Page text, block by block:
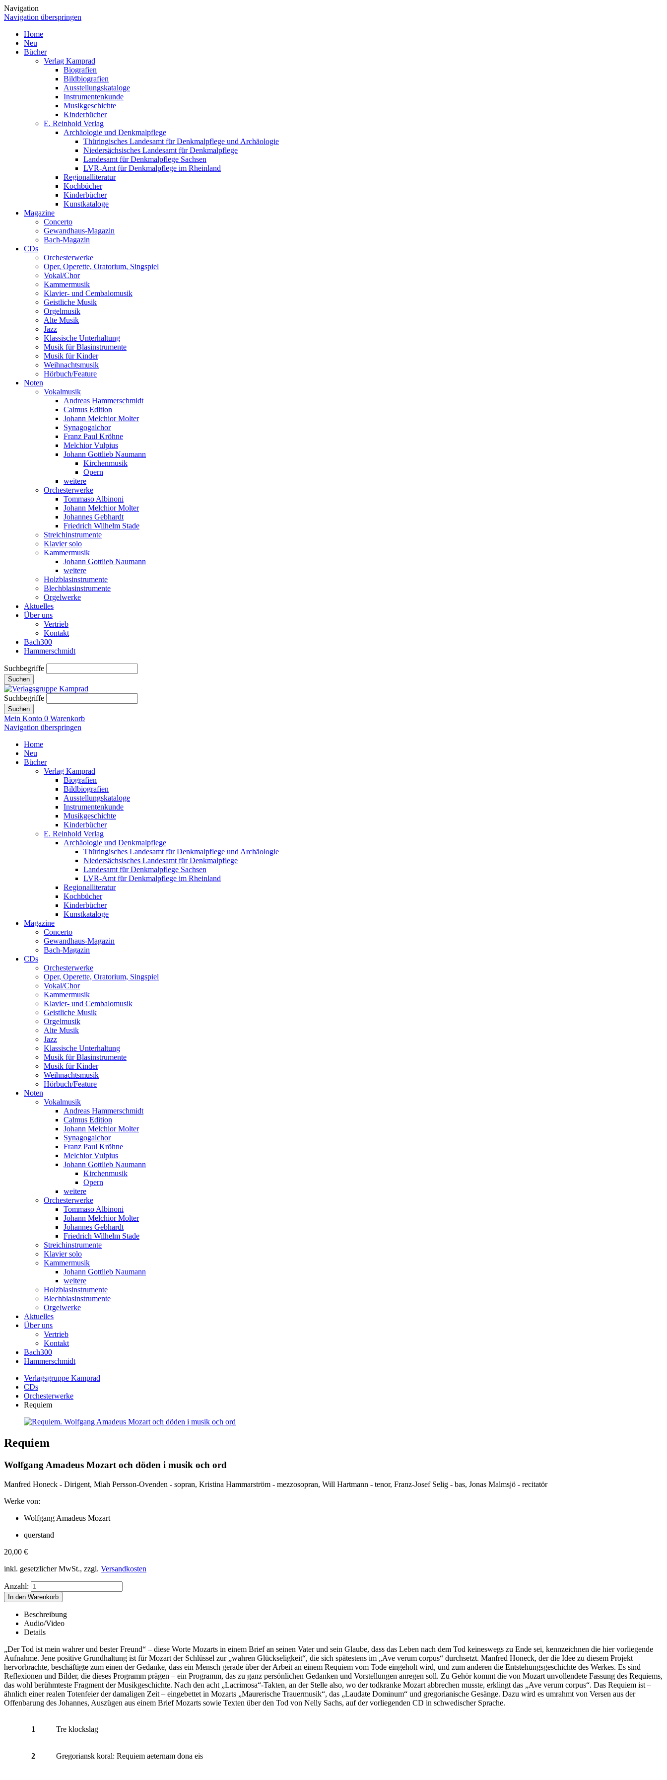
Navigation
Navigation überspringen
Home
Neu
Bücher
Verlag Kamprad
Biografien
Bildbiografien
Ausstellungskataloge
Instrumentenkunde
Musikgeschichte
Kinderbücher
E. Reinhold Verlag
Archäologie und Denkmalpflege
Thüringisches Landesamt für Denkmalpflege und Archäologie
Niedersächsisches Landesamt für Denkmalpflege
Landesamt für Denkmalpflege Sachsen
LVR-Amt für Denkmalpflege im Rheinland
Regionalliteratur
Kochbücher
Kinderbücher
Kunstkataloge
Magazine
Concerto
Gewandhaus-Magazin
Bach-Magazin
CDs
Orchesterwerke
Oper, Operette, Oratorium, Singspiel
Vokal/Chor
Kammermusik
Klavier- und Cembalomusik
Geistliche Musik
Orgelmusik
Alte Musik
Jazz
Klassische Unterhaltung
Musik für Blasinstrumente
Musik für Kinder
Weihnachtsmusik
Hörbuch/Feature
Noten
Vokalmusik
Andreas Hammerschmidt
Calmus Edition
Johann Melchior Molter
Synagogalchor
Franz Paul Kröhne
Melchior Vulpius
Johann Gottlieb Naumann
Kirchenmusik
Opern
weitere
Orchesterwerke
Tommaso Albinoni
Johann Melchior Molter
Johannes Gebhardt
Friedrich Wilhelm Stade
Streichinstrumente
Klavier solo
Kammermusik
Johann Gottlieb Naumann
weitere
Holzblasinstrumente
Blechblasinstrumente
Orgelwerke
Aktuelles
Über uns
Vertrieb
Kontakt
Bach300
Hammerschmidt
Suchbegriffe
Suchen
Suchbegriffe
Suchen
Mein Konto 0 Warenkorb
Navigation überspringen
Home
Neu
Bücher
Verlag Kamprad
Biografien
Bildbiografien
Ausstellungskataloge
Instrumentenkunde
Musikgeschichte
Kinderbücher
E. Reinhold Verlag
Archäologie und Denkmalpflege
Thüringisches Landesamt für Denkmalpflege und Archäologie
Niedersächsisches Landesamt für Denkmalpflege
Landesamt für Denkmalpflege Sachsen
LVR-Amt für Denkmalpflege im Rheinland
Regionalliteratur
Kochbücher
Kinderbücher
Kunstkataloge
Magazine
Concerto
Gewandhaus-Magazin
Bach-Magazin
CDs
Orchesterwerke
Oper, Operette, Oratorium, Singspiel
Vokal/Chor
Kammermusik
Klavier- und Cembalomusik
Geistliche Musik
Orgelmusik
Alte Musik
Jazz
Klassische Unterhaltung
Musik für Blasinstrumente
Musik für Kinder
Weihnachtsmusik
Hörbuch/Feature
Noten
Vokalmusik
Andreas Hammerschmidt
Calmus Edition
Johann Melchior Molter
Synagogalchor
Franz Paul Kröhne
Melchior Vulpius
Johann Gottlieb Naumann
Kirchenmusik
Opern
weitere
Orchesterwerke
Tommaso Albinoni
Johann Melchior Molter
Johannes Gebhardt
Friedrich Wilhelm Stade
Streichinstrumente
Klavier solo
Kammermusik
Johann Gottlieb Naumann
weitere
Holzblasinstrumente
Blechblasinstrumente
Orgelwerke
Aktuelles
Über uns
Vertrieb
Kontakt
Bach300
Hammerschmidt
Verlagsgruppe Kamprad
CDs
Orchesterwerke
Requiem
Requiem
Wolfgang Amadeus Mozart och döden i musik och ord
Manfred Honeck - Dirigent, Miah Persson-Ovenden - sopran, Kristina Hammarström - mezzosopran, Will Hartmann - tenor, Franz-Josef Selig - bas, Jonas Malmsjö - recitatör
Werke von:
Wolfgang Amadeus Mozart
querstand
20,00 €
inkl. gesetzlicher MwSt., zzgl. Versandkosten
Anzahl:
Beschreibung
Audio/Video
Details
„Der Tod ist mein wahrer und bester Freund“ – diese Worte Mozarts in einem Brief an seinen Vater und sein Glaube, dass das Leben nach dem Tod keineswegs zu Ende sei, kennzeichnen die hier vorliegende
Aufnahme. Jene positive Grundhaltung ist für Mozart der Schlüssel zur „wahren Glückseligkeit“, die sich spätestens im „Ave verum corpus“ durchsetzt. Manfred Honeck, der die Idee zu diesem Projekt
hervorbrachte, beschäftigte zum einen der Gedanke, dass ein Mensch gerade über der Arbeit an einem Requiem vom Tode eingeholt wird, und zum anderen die Entstehungsgeschichte des Werkes. Es sind
Reflexionen und Bilder, die dieses Programm prägen – ein Programm, das zu ganz persönlichen Gedanken und Vorstellungen anregen soll. Zu Gehör kommt die von Mozart unvollendete Fassung des Requiems,
das wohl berühmteste Fragment der Musikgeschichte. Nach den acht „Lacrimosa“-Takten, an der Stelle also, wo der todkranke Mozart abbrechen musste, erklingt das „Ave verum corpus“. Das Requiem ist –
ähnlich einer realen Totenfeier der damaligen Zeit – eingebettet in Mozarts „Maurerische Trauermusik“, das „Laudate Dominum“ und gregorianische Gesänge. Dazu wird es umrahmt von Versen aus der
Offenbarung des Johannes, Auszügen aus einem Brief Mozarts sowie Texten über den Tod von Nelly Sachs, auf der vorliegenden CD in schwedischer Sprache.
1 Tre klockslag
2 Gregoriansk koral: Requiem aeternam dona eis